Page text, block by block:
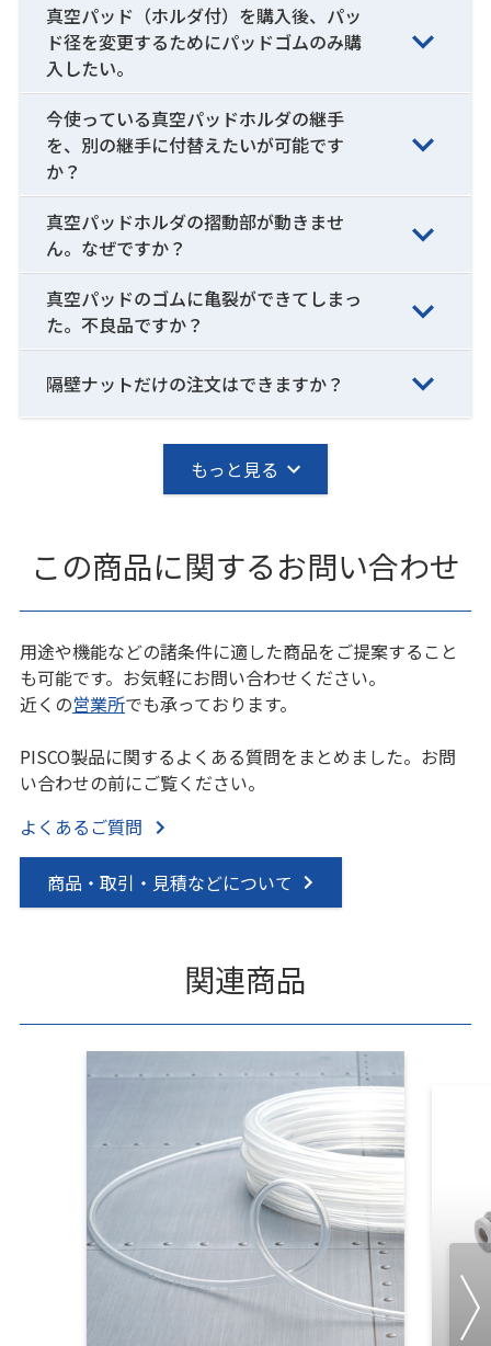
真空パッド（ホルダ付）を購入後、パッ
ド径を変更するためにパッドゴムのみ購
入したい。
今使っている真空パッドホルダの継手
を、別の継手に付替えたいが可能です
か？
真空パッドホルダの摺動部が動きませ
ん。なぜですか？
真空パッドのゴムに亀裂ができてしまっ
た。不良品ですか？
隔壁ナットだけの注文はできますか？
もっと見る
この商品に関するお問い合わせ
用途や機能などの諸条件に適した商品をご提案すること
も可能です。お気軽にお問い合わせください。
近くの営業所でも承っております。
PISCO製品に関するよくある質問をまとめました。お問
い合わせの前にご覧ください。
よくあるご質問
商品・取引・見積などについて
関連商品